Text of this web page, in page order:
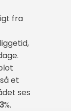
fra
et
ses
%.